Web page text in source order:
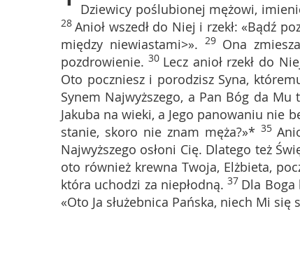
Dziewicy poślubionej mężowi,
28 Anioł wszedł do Niej i rzekł: «Bądź
między niewiastami>». 29 Ona
pozdrowienie. 30 Lecz anioł rzekł do
Oto poczniesz i porodzisz Syna,
Synem Najwyższego, a Pan Bóg da Mu
Jakuba na wieki, a Jego panowaniu nie
stanie, skoro nie znam męża?»* 35
Najwyższego osłoni Cię. Dlatego też
oto również krewna Twoja, Elżbieta,
która uchodzi za niepłodną. 37 Dla
«Oto Ja służebnica Pańska, niech Mi się